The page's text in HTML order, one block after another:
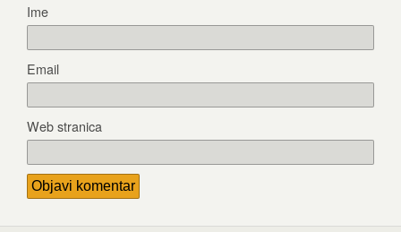
Ime
Email
Web stranica